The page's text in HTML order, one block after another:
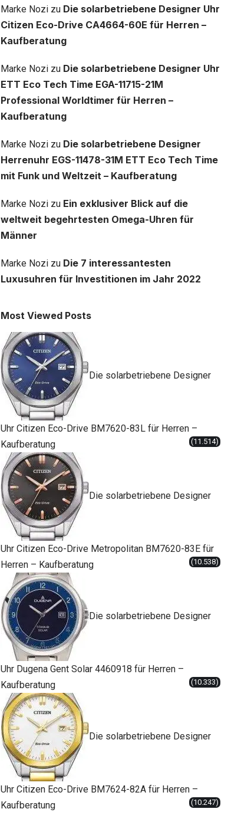
Marke Nozizu Die solarbetriebene Designer Uhr
Citizen Eco-Drive CA4664-60E für Herren –
Kaufberatung
Marke Nozizu Die solarbetriebene Designer Uhr
ETT Eco Tech Time EGA-11715-21M
Professional Worldtimer für Herren –
Kaufberatung
Marke Nozizu Die solarbetriebene Designer
Herrenuhr EGS-11478-31M ETT Eco Tech Time
mit Funk und Weltzeit – Kaufberatung
Marke Nozizu Ein exklusiver Blick auf die
weltweit begehrtesten Omega-Uhren für
Männer
Marke Nozizu Die 7 interessantesten
Luxusuhren für Investitionen im Jahr 2022
Most Viewed Posts
Die solarbetriebene Designer
Uhr Citizen Eco-Drive BM7620-83L für Herren –
Kaufberatung
(11.514)
Die solarbetriebene Designer
Uhr Citizen Eco-Drive Metropolitan BM7620-83E für
Herren – Kaufberatung
(10.538)
Die solarbetriebene Designer
Uhr Dugena Gent Solar 4460918 für Herren –
Kaufberatung
(10.333)
Die solarbetriebene Designer
Uhr Citizen Eco-Drive BM7624-82A für Herren –
Kaufberatung
(10.247)